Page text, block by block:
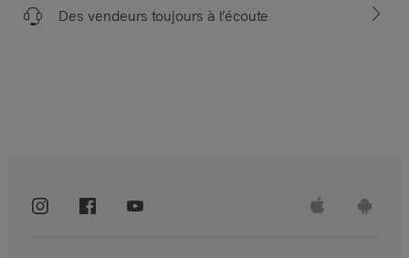
Des vendeurs toujours à l’écoute